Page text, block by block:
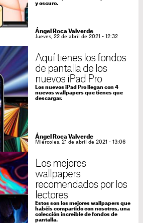
y oscuro.
Ángel Roca Valverde
Jueves, 22 de abril de 2021 - 12:32
Aquí tienes los fondos
de pantalla de los
nuevos iPad Pro
Los nuevos iPad Pro llegan con 4
nuevos wallpapers que tienes que
descargar.
Ángel Roca Valverde
Miércoles, 21 de abril de 2021 - 13:06
Los mejores
wallpapers
recomendados por los
lectores
Estos son los mejores wallpapers que
habéis compartido con nosotros, una
colección increíble de fondos de
pantalla.